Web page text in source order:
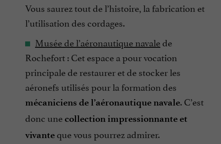
Vous saurez tout de l’histoire, la fabrication et
l’utilisation des cordages.
Musée de l’aéronautique navalede
Rochefort : Cet espace a pour vocation
principale de restaurer et de stocker les
aéronefs utilisés pour la formation des
mécaniciens de l’aéronautique navale. C’est
donc unecollection impressionnante et
vivanteque vous pourrez admirer.